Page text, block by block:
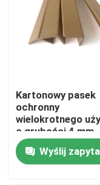
O nas
Łączność
Kartonowy pasek
ochronny
wielokrotnego
o grubości 4 mm
Wyślij